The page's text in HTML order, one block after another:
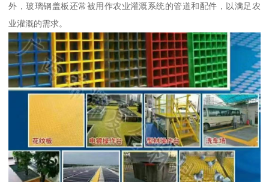
外，玻璃钢盖板还常被用作农业灌溉系统的管道和配件，以满足农
业灌溉的需求。